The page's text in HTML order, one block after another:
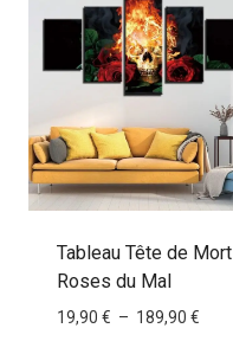
Tableau Tête de Mort
Roses du Mal
19,90 € – 189,90 €